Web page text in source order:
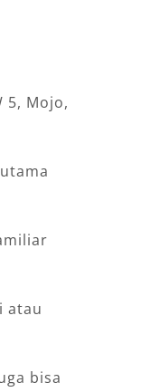
5, Mojo,
atau
bisa